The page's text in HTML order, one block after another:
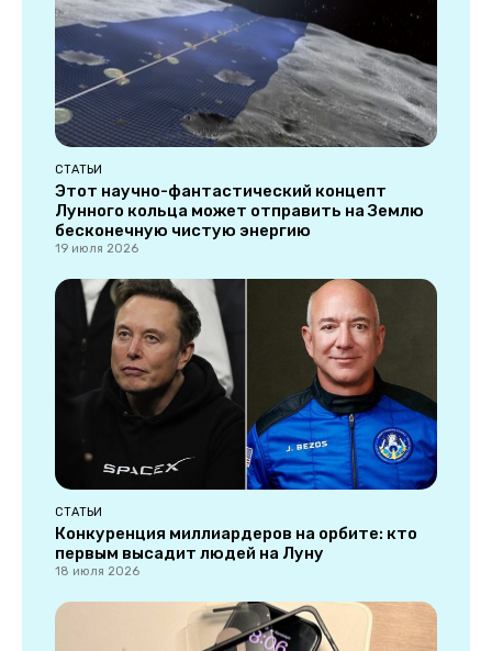
СТАТЬИ
Этот научно-фантастический концепт
Лунного кольца может отправить на Землю
бесконечную чистую энергию
19 июля 2026
СТАТЬИ
Конкуренция миллиардеров на орбите: кто
первым высадит людей на Луну
18 июля 2026